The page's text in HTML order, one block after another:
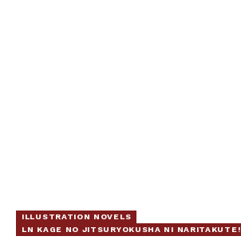
ILLUSTRATION NOVELS
LN KAGE NO JITSURYOKUSHA NI NARITAKUTE!